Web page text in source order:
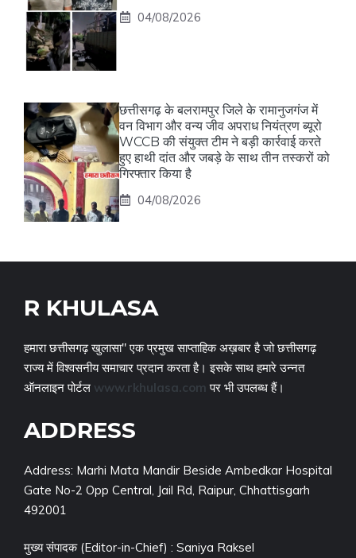
04/08/2026
छत्तीसगढ़ के बलरामपुर जिले के रामानुजगंज में
वन विभाग और वन्य जीव अपराध नियंत्रण ब्यूरो
WCCB की संयुक्त टीम ने बड़ी कार्रवाई करते
हुए हाथी दांत और जबड़े के साथ तीन तस्करों को
गिरफ्तार किया है
04/08/2026
R KHULASA
हमारा छत्तीसगढ़ खुलासा" एक प्रमुख साप्ताहिक अख़बार है जो छत्तीसगढ़
राज्य में विश्वसनीय समाचार प्रदान करता है। इसके साथ हमारे उन्नत
ऑनलाइन पोर्टल www.rkhulasa.com पर भी उपलब्ध हैं।
ADDRESS
Address: Marhi Mata Mandir Beside Ambedkar Hospital
Gate No-2 Opp Central, Jail Rd, Raipur, Chhattisgarh
492001
मुख्य संपादक (Editor-in-Chief) : Saniya Raksel